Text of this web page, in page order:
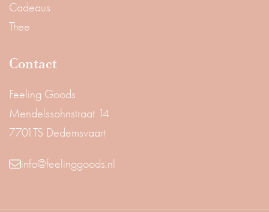
Cadeaus
Thee
Contact
Feeling Goods
Mendelssohnstraat 14
7701TS Dedemsvaart
info@feelinggoods.nl